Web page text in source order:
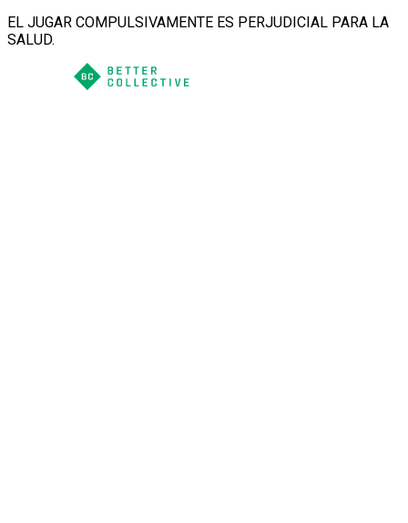
EL JUGAR COMPULSIVAMENTE ES PERJUDICIAL PARA LA
SALUD.